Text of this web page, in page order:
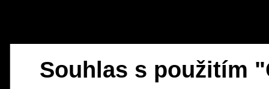
Souhlas s použitím